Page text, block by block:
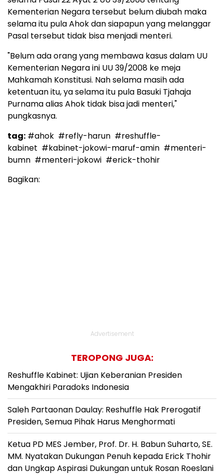
Kementerian Negara tersebut belum diubah maka
selama itu pula Ahok dan siapapun yang melanggar
Pasal tersebut tidak bisa menjadi menteri.
"Belum ada orang yang membawa kasus dalam UU
Kementerian Negara ini UU 39/2008 ke meja
Mahkamah Konstitusi. Nah selama masih ada
ketentuan itu, ya selama itu pula Basuki Tjahaja
Purnama alias Ahok tidak bisa jadi menteri,"
pungkasnya.
tag: #ahok #refly-harun #reshuffle-
kabinet #kabinet-jokowi-maruf-amin #menteri-
bumn #menteri-jokowi #erick-thohir
Bagikan:
Advertisement
TEROPONG JUGA:
Reshuffle Kabinet: Ujian Keberanian Presiden
Mengakhiri Paradoks Indonesia
Saleh Partaonan Daulay: Reshuffle Hak Prerogatif
Presiden, Semua Pihak Harus Menghormati
Ketua PD MES Jember, Prof. Dr. H. Babun Suharto, SE.
MM. Nyatakan Dukungan Penuh kepada Erick Thohir
dan Ungkap Aspirasi Dukungan untuk Rosan Roeslani